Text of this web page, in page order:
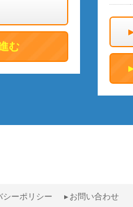
む
シーポリシー お問い合わせ